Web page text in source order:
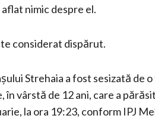
aflat nimic despre el.
considerat dispărut.
Strehaia a fost sesizată de
în vârstă de 12 ani, care a
la ora 19:23, conform IPJ